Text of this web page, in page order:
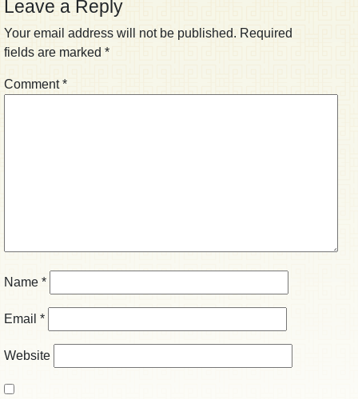
Leave a Reply
Your email address will not be published. Required
fields are marked *
Comment*
Name *
Email *
Website